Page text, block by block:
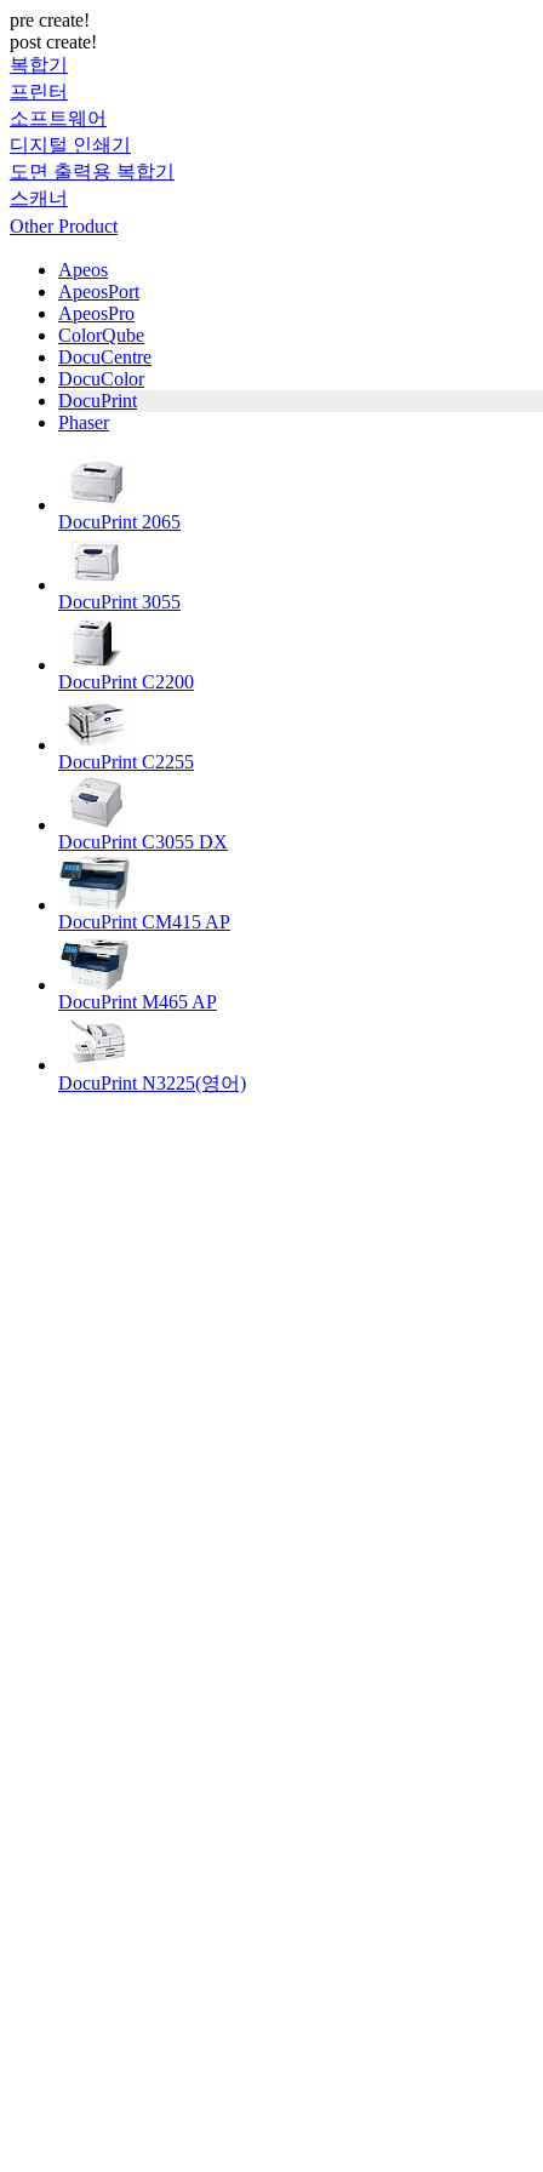
pre create!
post create!
복합기
프린터
소프트웨어
디지털 인쇄기
도면 출력용 복합기
스캐너
Other Product
Apeos
ApeosPort
ApeosPro
ColorQube
DocuCentre
DocuColor
DocuPrint
Phaser
DocuPrint 2065
DocuPrint 3055
DocuPrint C2200
DocuPrint C2255
DocuPrint C3055 DX
DocuPrint CM415 AP
DocuPrint M465 AP
DocuPrint N3225(영어)